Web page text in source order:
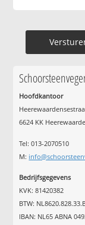
Hoofdkantoor
6624 KK
Tel: 013-2070510
M:
Bedrijfsgegevens
KVK: 81420382
BTW:
IBAN: NL65 ABNA